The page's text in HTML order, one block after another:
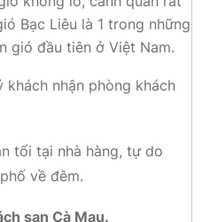
Bạc Liêu là 1 trong những
gió đầu tiên ở Việt Nam.
khách nhận phòng khách
tối tại nhà hàng, tự do
về đêm.
sạn Cà Mau.